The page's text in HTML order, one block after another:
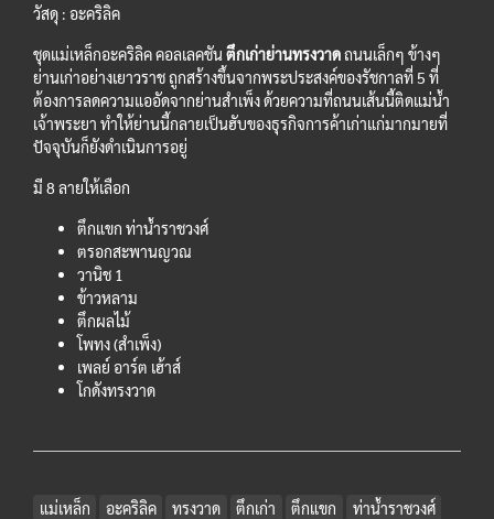
วัสดุ : อะคริลิค
ชุดแม่เหล็กอะคริลิค คอลเลคชันตึกเก่าย่านทรงวาดถนนเล็กๆ ข้างๆ
ย่านเก่าอย่างเยาวราช ถูกสร้างขึ้นจากพระประสงค์ของรัชกาลที่ 5 ที่
ต้องการลดความแออัดจากย่านสำเพ็ง ด้วยความที่ถนนเส้นนี้ติดแม่น้ำ
เจ้าพระยา ทำให้ย่านนี้กลายเป็นฮับของธุรกิจการค้าเก่าแก่มากมายที่
ปัจจุบันก็ยังดำเนินการอยู่
มี 8 ลายให้เลือก
ตึกแขก ท่าน้ำราชวงศ์
ตรอกสะพานญวณ
วานิช 1
ข้าวหลาม
ตึกผลไม้
โพทง (สำเพ็ง)
เพลย์ อาร์ต เฮ้าส์
โกดังทรงวาด
แม่เหล็ก อะคริลิค ทรงวาด ตึกเก่า ตึกแขก
ท่าน้ำราชวงศ์